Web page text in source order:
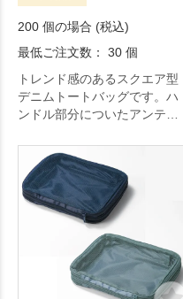
200 個の場合 (税込)
最低ご注文数： 30 個
トレンド感のあるスクエア型
デニムトートバッグです。ハ
ンドル部分についたアンティ
イントです。